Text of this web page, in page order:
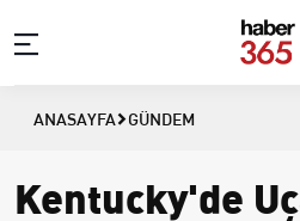
ANASAYFA GÜNDEM
Kentucky'de